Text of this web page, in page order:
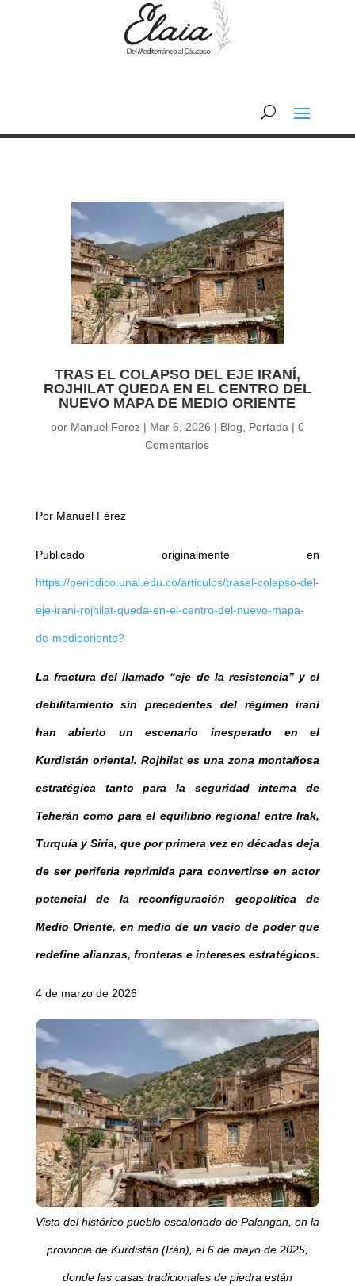
TRAS EL COLAPSO DEL EJE IRANÍ,
ROJHILAT QUEDA EN EL CENTRO DEL
NUEVO MAPA DE MEDIO ORIENTE
por Manuel Ferez| Mar 6, 2026 | Blog Portada | 0
Comentarios
Por Manuel Férez
Publicado originalmente en
https://periodico.unal.edu.co/articulos/trasel-colapso-del-
eje-irani-rojhilat-queda-en-el-centro-del-nuevo-mapa-
de-mediooriente?
La fractura del llamado “eje de la resistencia” y el
debilitamiento sin precedentes del régimen iraní
han abierto un escenario inesperado en el
Kurdistán oriental. Rojhilat es una zona montañosa
estratégica tanto para la seguridad interna de
Teherán como para el equilibrio regional entre Irak,
Turquía y Siria, que por primera vez en décadas deja
de ser periferia reprimida para convertirse en actor
potencial de la reconfiguración geopolítica de
Medio Oriente, en medio de un vacío de poder que
redefine alianzas, fronteras e intereses estratégicos.
4 de marzo de 2026
Vista del histórico pueblo escalonado de Palangan, en la
provincia de Kurdistán (Irán), el 6 de mayo de 2025,
donde las casas tradicionales de piedra están